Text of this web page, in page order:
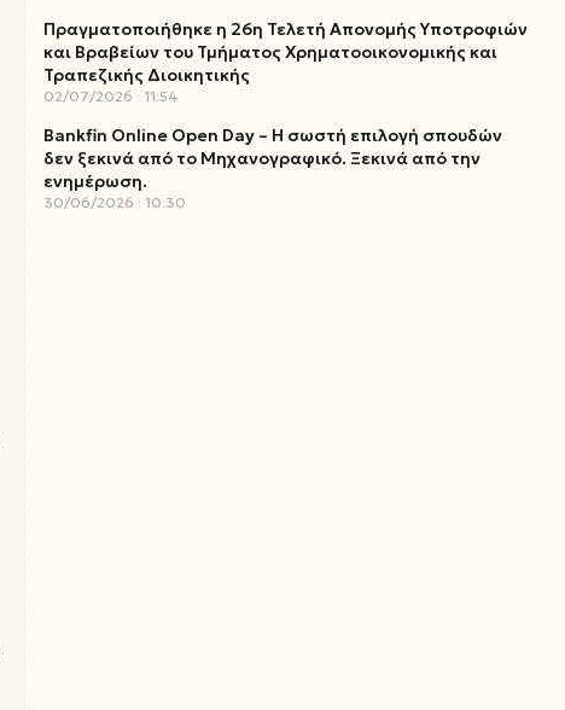
Πραγματοποιήθηκε η 26η Τελετή Απονομής Υποτροφιών
και Βραβείων του Τμήματος Χρηματοοικονομικής και
Τραπεζικής Διοικητικής
02/07/2026 11:54
Bankfin Online Open Day – Η σωστή επιλογή σπουδών
δεν ξεκινά από το Μηχανογραφικό. Ξεκινά από την
ενημέρωση.
30/06/2026 10:30